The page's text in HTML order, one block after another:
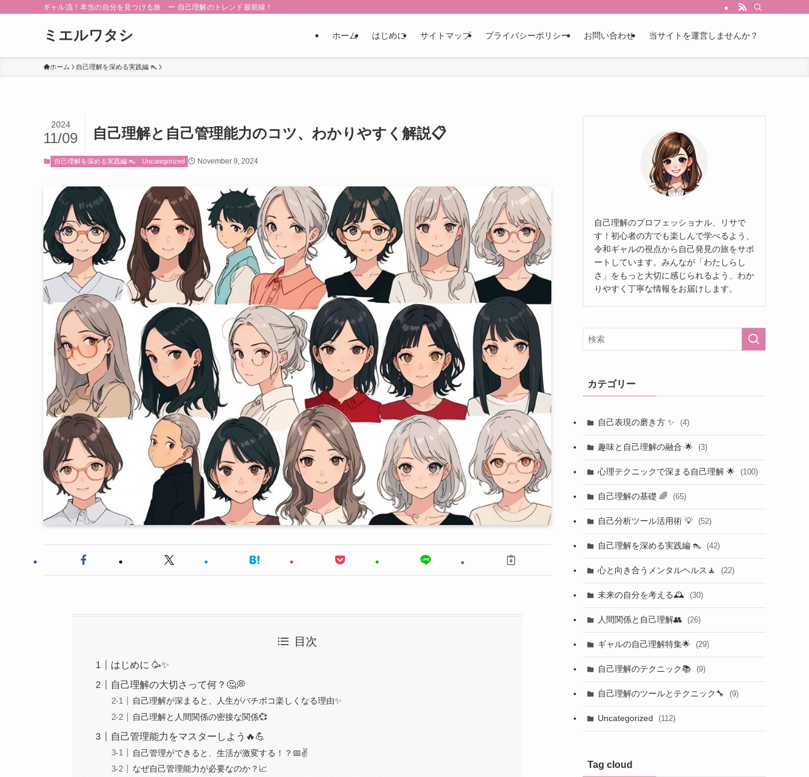
ギャル流！本当の自分を見つける旅 ー 自己理解のトレンド最前線！
ミエルワタシ ホーム はじめに サイトマップ プライバシーポリシー お問い合わせ 当サイトを運営しませんか？
ホーム 自己理解を深める実践編 👠
自己理解と自己管理能力のコツ、わかりやすく解説📋
2024
11/09
自己理解を深める実践編 👠 Uncategorized November 9, 2024
目次
はじめに 🥳✨
自己理解の大切さって何？🤔💭
自己理解が深まると、人生がバチボコ楽しくなる理由✨
自己理解と人間関係の密接な関係💞
自己管理能力をマスターしよう🔥💪
自己管理ができると、生活が激変する！？📅✌️
なぜ自己管理能力が必要なのか？📈
自己理解のプロフェッショナル、リサで
す！初心者の方でも楽しんで学べるよう、
令和ギャルの視点から自己発見の旅をサポ
ートしています。みんなが「わたしらし
さ」をもっと大切に感じられるよう、わか
りやすく丁寧な情報をお届けします。
カテゴリー
自己表現の磨き方 ✨ (4)
趣味と自己理解の融合 🌟 (3)
心理テクニックで深まる自己理解 🌟 (100)
自己理解の基礎 🌈 (65)
自己分析ツール活用術 💡 (52)
自己理解を深める実践編 👠 (42)
心と向き合うメンタルヘルス🧘 (22)
未来の自分を考える🕰️ (30)
人間関係と自己理解👥 (26)
ギャルの自己理解特集🌟 (29)
自己理解のテクニック📚 (9)
自己理解のツールとテクニック🔧 (9)
Uncategorized (112)
Tag cloud